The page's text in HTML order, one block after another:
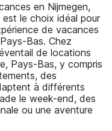
en Nijmegen,
est le choix idéal pour
de vacances
Bas. Chez
de locations
Pays-Bas, y compris
des
à différents
le week-end, des
ou une aventure